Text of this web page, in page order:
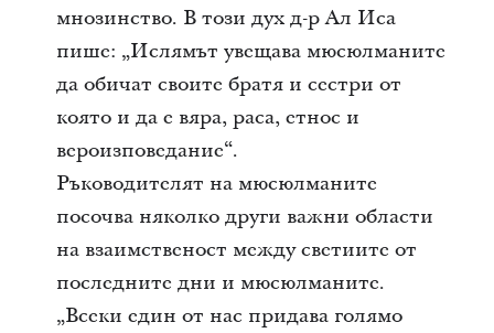
мнозинство. В този дух д-р Ал Иса
пише: „Ислямът увещава мюсюлманите
да обичат своите братя и сестри от
която и да е вяра, раса, етнос и
вероизповедание“.
Ръководителят на мюсюлманите
посочва няколко други важни области
на взаимственост между светиите от
последните дни и мюсюлманите.
„Всеки един от нас придава голямо